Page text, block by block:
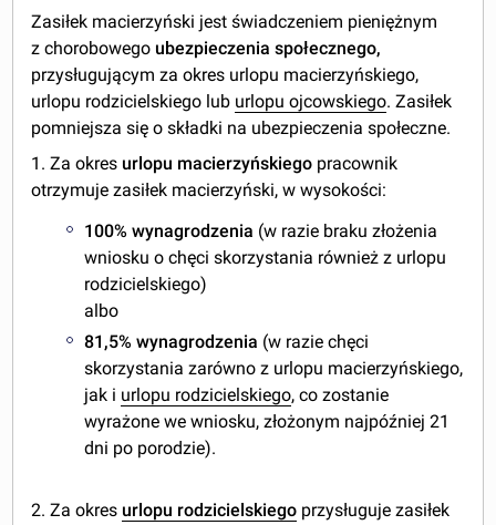
Zasiłek macierzyński jest świadczeniem pieniężnym
z chorobowego ubezpieczenia społecznego,
przysługującym za okres urlopu macierzyńskiego,
urlopu rodzicielskiego lub urlopu ojcowskiego. Zasiłek
pomniejsza się o składki na ubezpieczenia społeczne.
1. Za okres urlopu macierzyńskiego pracownik
otrzymuje zasiłek macierzyński, w wysokości:
100% wynagrodzenia (w razie braku złożenia
wniosku o chęci skorzystania również z urlopu
rodzicielskiego)
albo
81,5% wynagrodzenia (w razie chęci
skorzystania zarówno z urlopu macierzyńskiego,
jak i urlopu rodzicielskiego, co zostanie
wyrażone we wniosku, złożonym najpóźniej 21
dni po porodzie).
2. Za okres urlopu rodzicielskiego przysługuje zasiłek